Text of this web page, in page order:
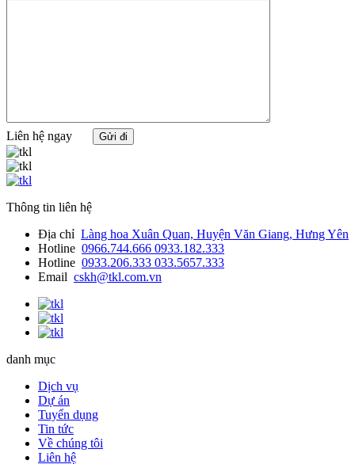
Liên hệ ngay
Thông tin liên hệ
Địa chỉ Làng hoa Xuân Quan, Huyện Văn Giang, Hưng Yên
Hotline 0966.744.666 0933.182.333
Hotline 0933.206.333 033.5657.333
Email cskh@tkl.com.vn
danh mục
Dịch vụ
Dự án
Tuyển dụng
Tin tức
Về chúng tôi
Liên hệ